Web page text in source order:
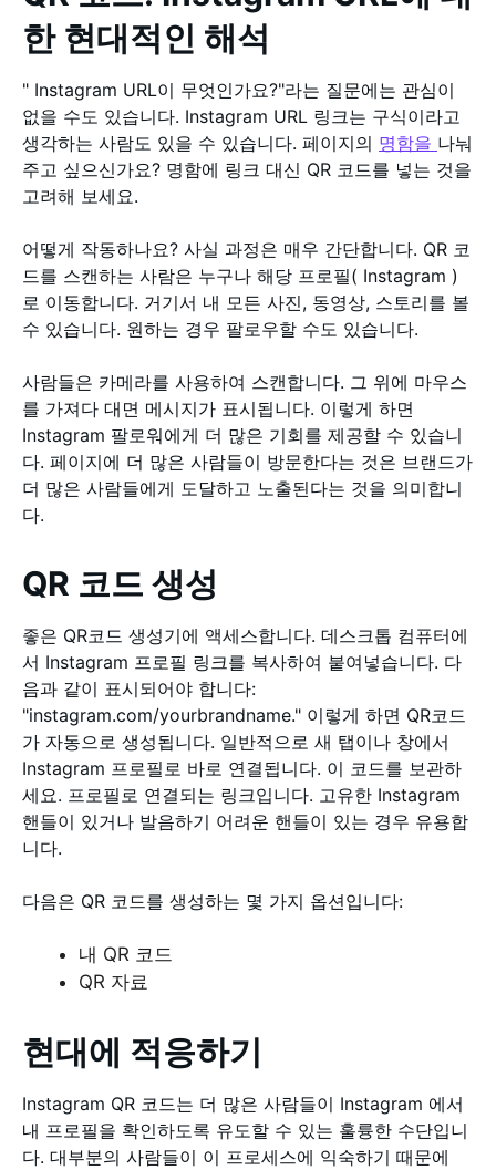
한 현대적인 해석
" Instagram URL이 무엇인가요?"라는 질문에는 관심이
없을 수도 있습니다. Instagram URL 링크는 구식이라고
생각하는 사람도 있을 수 있습니다. 페이지의 명함을 나눠
주고 싶으신가요? 명함에 링크 대신 QR 코드를 넣는 것을
고려해 보세요.
어떻게 작동하나요? 사실 과정은 매우 간단합니다. QR 코
드를 스캔하는 사람은 누구나 해당 프로필( Instagram )
로 이동합니다. 거기서 내 모든 사진, 동영상, 스토리를 볼
수 있습니다. 원하는 경우 팔로우할 수도 있습니다.
사람들은 카메라를 사용하여 스캔합니다. 그 위에 마우스
를 가져다 대면 메시지가 표시됩니다. 이렇게 하면
Instagram 팔로워에게 더 많은 기회를 제공할 수 있습니
다. 페이지에 더 많은 사람들이 방문한다는 것은 브랜드가
더 많은 사람들에게 도달하고 노출된다는 것을 의미합니
다.
QR 코드 생성
좋은 QR코드 생성기에 액세스합니다. 데스크톱 컴퓨터에
서 Instagram 프로필 링크를 복사하여 붙여넣습니다. 다
음과 같이 표시되어야 합니다:
"instagram.com/yourbrandname." 이렇게 하면 QR코드
가 자동으로 생성됩니다. 일반적으로 새 탭이나 창에서
Instagram 프로필로 바로 연결됩니다. 이 코드를 보관하
세요. 프로필로 연결되는 링크입니다. 고유한 Instagram
핸들이 있거나 발음하기 어려운 핸들이 있는 경우 유용합
니다.
다음은 QR 코드를 생성하는 몇 가지 옵션입니다:
내 QR 코드
QR 자료
현대에 적응하기
Instagram QR 코드는 더 많은 사람들이 Instagram 에서
내 프로필을 확인하도록 유도할 수 있는 훌륭한 수단입니
다. 대부분의 사람들이 이 프로세스에 익숙하기 때문에